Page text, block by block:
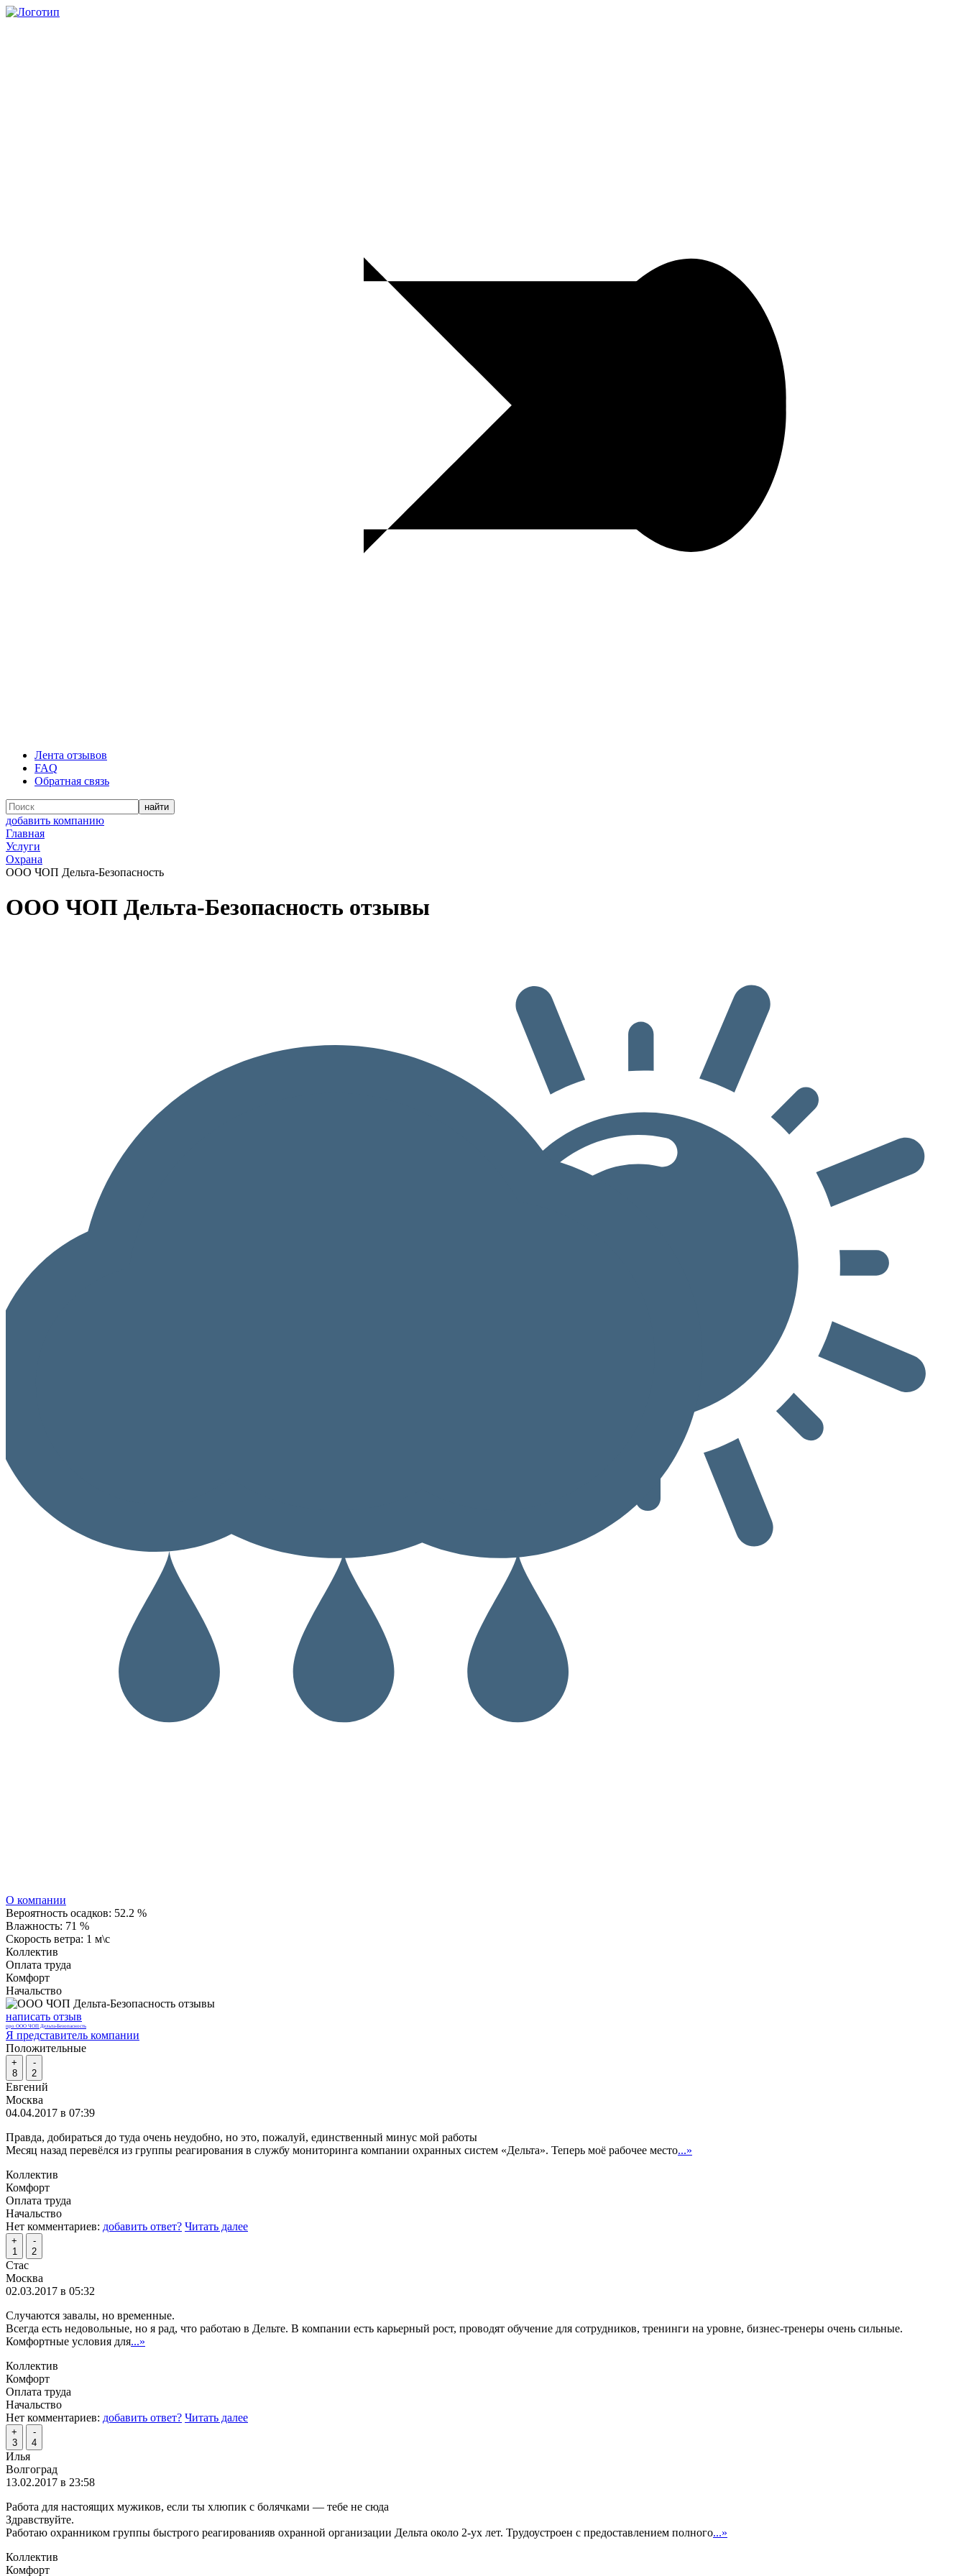
Лента отзывов
FAQ
Обратная связь
добавить компанию
Главная
Услуги
Охрана
ООО ЧОП Дельта-Безопасность
ООО ЧОП Дельта-Безопасность отзывы
О компании
Вероятность осадков: 52.2 %
Влажность: 71 %
Скорость ветра: 1 м\с
Коллектив
Оплата труда
Комфорт
Начальство
написать отзыв
про ООО ЧОП Дельта-Безопасность
Я представитель компании
Положительные
+
8
-
2
Евгений
Москва
04.04.2017 в 07:39
Правда, добираться до туда очень неудобно, но это, пожалуй, единственный минус мой работы
Месяц назад перевёлся из группы реагирования в службу мониторинга компании охранных систем «Дельта». Теперь моё рабочее место...»
Коллектив
Комфорт
Оплата труда
Начальство
Нет комментариев: добавить ответ? Читать далее
+
1
-
2
Стас
Москва
02.03.2017 в 05:32
Случаются завалы, но временные.
Всегда есть недовольные, но я рад, что работаю в Дельте. В компании есть карьерный рост, проводят обучение для сотрудников, тренинги на уровне, бизнес-тренеры очень сильные.
Комфортные условия для...»
Коллектив
Комфорт
Оплата труда
Начальство
Нет комментариев: добавить ответ? Читать далее
+
3
-
4
Илья
Волгоград
13.02.2017 в 23:58
Работа для настоящих мужиков, если ты хлюпик с болячками — тебе не сюда
Здравствуйте.
Работаю охранником группы быстрого реагированияв охранной организации Дельта около 2-ух лет. Трудоустроен с предоставлением полного...»
Коллектив
Комфорт